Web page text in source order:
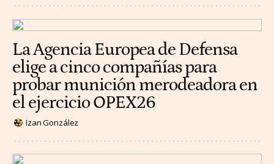
La Agencia Europea de Defensa
elige a cinco compañías para
probar munición merodeadora en
el ejercicio OPEX26
Izan González